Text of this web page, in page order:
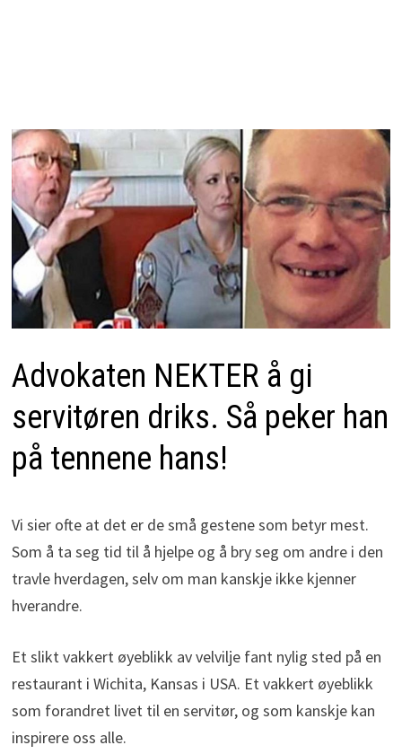
Advokaten NEKTER å gi
servitøren driks. Så peker han
på tennene hans!
Vi sier ofte at det er de små gestene som betyr mest.
Som å ta seg tid til å hjelpe og å bry seg om andre i den
travle hverdagen, selv om man kanskje ikke kjenner
hverandre.
Et slikt vakkert øyeblikk av velvilje fant nylig sted på en
restaurant i Wichita, Kansas i USA. Et vakkert øyeblikk
som forandret livet til en servitør, og som kanskje kan
inspirere oss alle.